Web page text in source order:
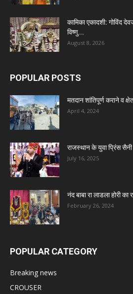
कामिका एकादशी: गोविंद
विष्णु...
August 8, 2026
POPULAR POSTS
मतदान शांतिपूर्ण कराने व
April 4, 2024
राजस्थान के युवा प्रिंस सैनी
July 16, 2025
नंद बाबा रा लाडला होरी का
February 26, 2024
POPULAR CATEGORY
Breaking news
CROUSER